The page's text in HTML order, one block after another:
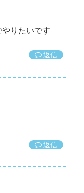
りたいです
返信
返信